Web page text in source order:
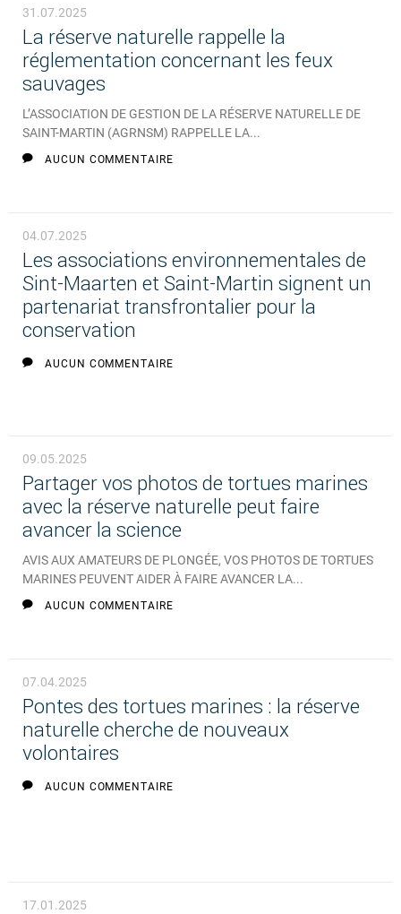
31.07.2025
La réserve naturelle rappelle la
réglementation concernant les feux
sauvages
L’ASSOCIATION DE GESTION DE LA RÉSERVE NATURELLE DE
SAINT-MARTIN (AGRNSM) RAPPELLE LA...
AUCUN COMMENTAIRE
04.07.2025
Les associations environnementales de
Sint-Maarten et Saint-Martin signent un
partenariat transfrontalier pour la
conservation
AUCUN COMMENTAIRE
09.05.2025
Partager vos photos de tortues marines
avec la réserve naturelle peut faire
avancer la science
AVIS AUX AMATEURS DE PLONGÉE, VOS PHOTOS DE TORTUES
MARINES PEUVENT AIDER À FAIRE AVANCER LA...
AUCUN COMMENTAIRE
07.04.2025
Pontes des tortues marines : la réserve
naturelle cherche de nouveaux
volontaires
AUCUN COMMENTAIRE
17.01.2025